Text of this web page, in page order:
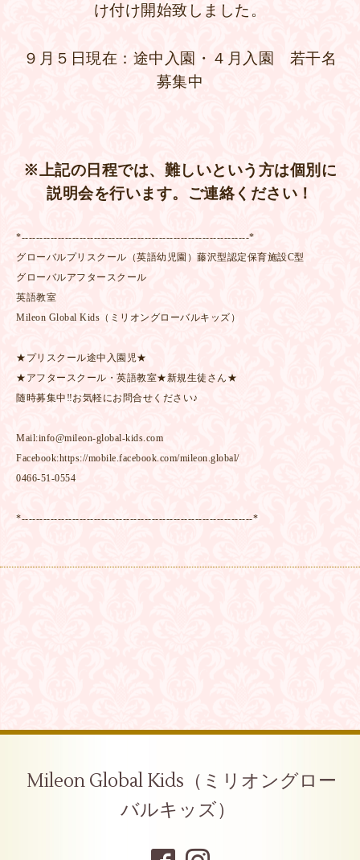
け付け開始致しました。
９月５日現在：途中入園・４月入園 若干名
募集中
※上記の日程では、難しいという方は個別に
説明会を行います。ご連絡ください！
*---------------------------------------------------------------*
グローバルプリスクール（英語幼児園）藤沢型認定保育施設C型
グローバルアフタースクール
英語教室
Mileon Global Kids（ミリオングローバルキッズ）
★プリスクール途中入園児★
★アフタースクール・英語教室★新規生徒さん★
随時募集中‼お気軽にお問合せください♪
Mail:info@mileon-global-kids.com
Facebook:https://mobile.facebook.com/mileon.global/
0466-51-0554
*----------------------------------------------------------------*
Mileon Global Kids（ミリオングロー
バルキッズ）